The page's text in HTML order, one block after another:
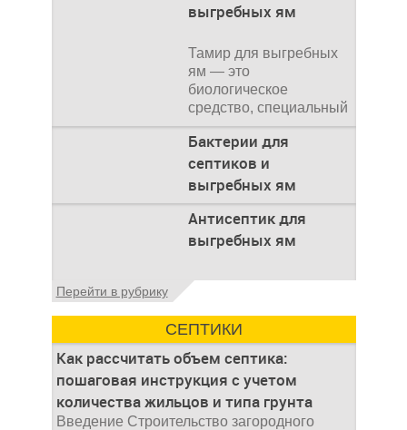
выгребных ям
Тамир для выгребных
ям — это
биологическое
средство, специальный
концентрат, который
используется
Бактерии для
септиков и
выгребных ям
Очистка
канализационного
стока или выгребной
не самым приятным
Антисептик для
выгребных ям
Общие сведения об
Антисептик для
выгребных ям – это
специальные
Перейти в рубрику
СЕПТИКИ
Как рассчитать объем септика:
пошаговая инструкция с учетом
количества жильцов и типа грунта
Введение Строительство загородного